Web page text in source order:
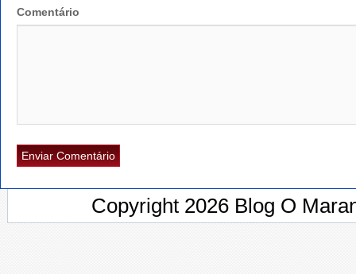
Comentário
Copyright 2026 Blog O